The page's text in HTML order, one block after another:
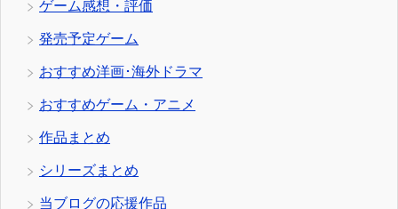
ゲーム感想・評価
発売予定ゲーム
おすすめ洋画･海外ドラマ
おすすめゲーム・アニメ
作品まとめ
シリーズまとめ
当ブログの応援作品